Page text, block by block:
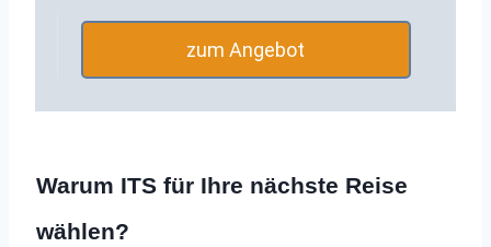
zum Angebot
Warum ITS für Ihre nächste Reise
wählen?